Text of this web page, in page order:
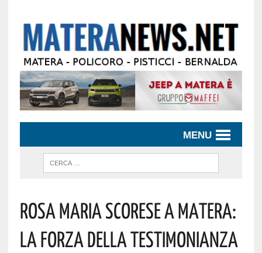
MENU
Rosa Maria Scorese A Matera:
La Forza Della Testimonianza